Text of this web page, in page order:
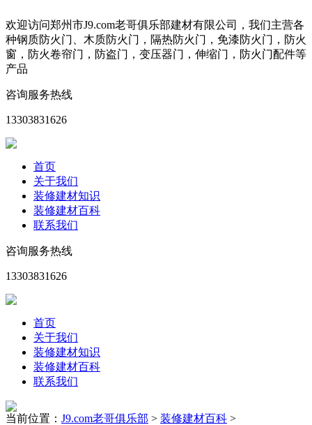
欢迎访问郑州市J9.com老哥俱乐部建材有限公司，我们主营各
种钢质防火门、木质防火门，隔热防火门，免漆防火门，防火
窗，防火卷帘门，防盗门，变压器门，伸缩门，防火门配件等
产品
咨询服务热线
13303831626
首页
关于我们
装修建材知识
装修建材百科
联系我们
咨询服务热线
13303831626
首页
关于我们
装修建材知识
装修建材百科
联系我们
当前位置： J9.com老哥俱乐部 > 装修建材百科 >